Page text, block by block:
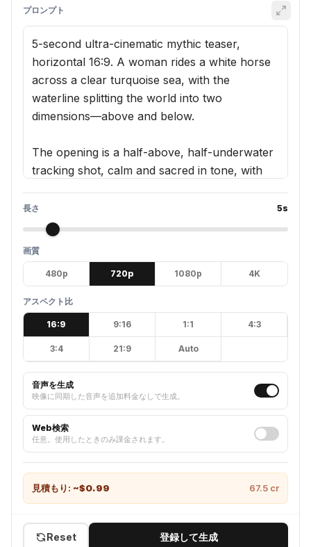
プロンプト
長さ 5s
画質
480p 720p 1080p 4K
アスペクト比
16:9 9:16 1:1 4:3
3:4 21:9 Auto
音声を生成
映像に同期した音声を追加料金なしで生成。
Web検索
任意。使用したときのみ課金されます。
見積もり: ~$0.99 67.5 cr
Reset 登録して生成